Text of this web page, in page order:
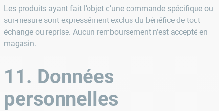
Les produits ayant fait l’objet d’une commande spécifique ou
sur-mesure sont expressément exclus du bénéfice de tout
échange ou reprise. Aucun remboursement n’est accepté en
magasin.
11. Données
personnelles